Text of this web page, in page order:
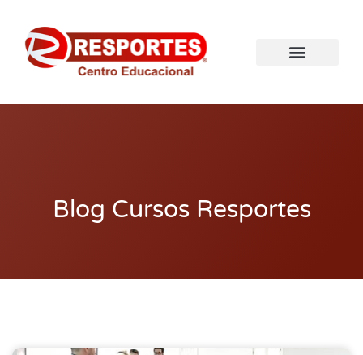
Blog Cursos Resportes